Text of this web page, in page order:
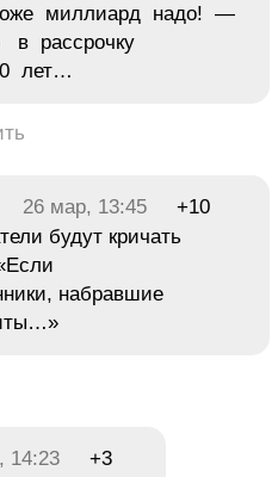
миллиард надо! —
в рассрочку
лет…
26 мар, 13:45
+10
будут кричать
набравшие
14:23
+3